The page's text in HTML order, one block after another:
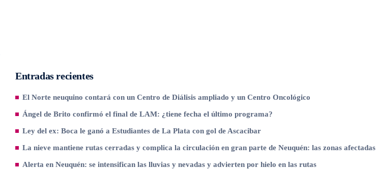
Entradas recientes
El Norte neuquino contará con un Centro de Diálisis ampliado y un Centro Oncológico
Ángel de Brito confirmó el final de LAM: ¿tiene fecha el último programa?
Ley del ex: Boca le ganó a Estudiantes de La Plata con gol de Ascacibar
La nieve mantiene rutas cerradas y complica la circulación en gran parte de Neuquén: las zonas afectadas
Alerta en Neuquén: se intensifican las lluvias y nevadas y advierten por hielo en las rutas